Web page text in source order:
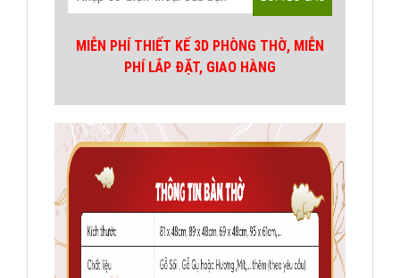
MIỄN PHÍ THIẾT KẾ 3D PHÒNG THỜ, MIỄN
PHÍ LẮP ĐẶT, GIAO HÀNG